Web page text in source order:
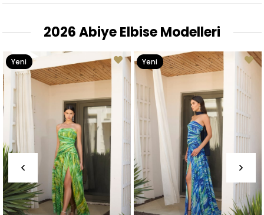
2026 Abiye Elbise Modelleri
Yeni
Ürün
Yeni
Ürün